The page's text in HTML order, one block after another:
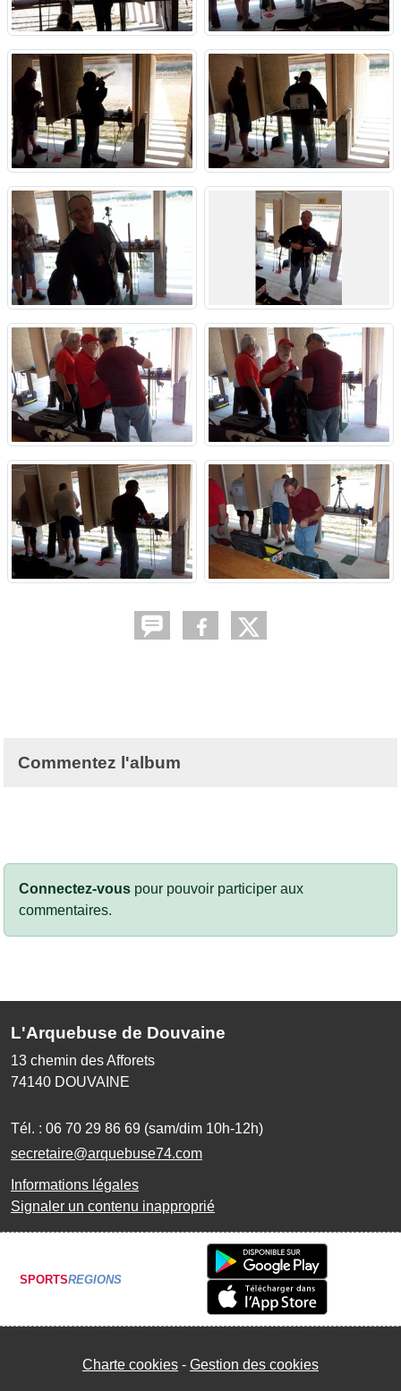
Commentez l'album
Connectez-vous pour pouvoir participer aux
commentaires.
L'Arquebuse de Douvaine
13 chemin des Afforets
74140 DOUVAINE
Tél. : 06 70 29 86 69 (sam/dim 10h-12h)
secretaire@arquebuse74.com
Informations légales
Signaler un contenu inapproprié
SPORTSREGIONS
Charte cookies Gestion des cookies